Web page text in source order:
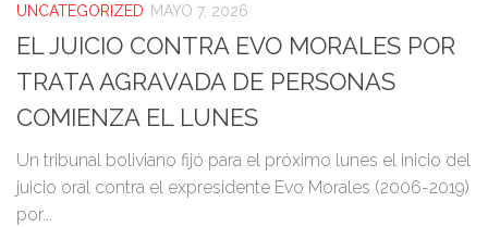
UNCATEGORIZED MAYO 7, 2026
EL JUICIO CONTRA EVO MORALES POR
TRATA AGRAVADA DE PERSONAS
COMIENZA EL LUNES
Un tribunal boliviano fijó para el próximo lunes el inicio del
juicio oral contra el expresidente Evo Morales (2006-2019)
por...